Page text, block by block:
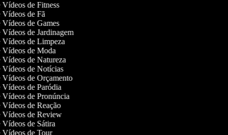
Vídeos de Fitness
Vídeos de Fã
Vídeos de Games
Vídeos de Jardinagem
Vídeos de Limpeza
Vídeos de Moda
Vídeos de Natureza
Vídeos de Notícias
Vídeos de Orçamento
Vídeos de Paródia
Vídeos de Pronúncia
Vídeos de Reação
Vídeos de Review
Vídeos de Sátira
Vídeos de Tour